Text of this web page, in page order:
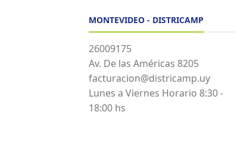
MONTEVIDEO - DISTRICAMP
26009175
Av. De las Américas 8205
facturacion@districamp.uy
Lunes a Viernes Horario 8:30 -
18:00 hs